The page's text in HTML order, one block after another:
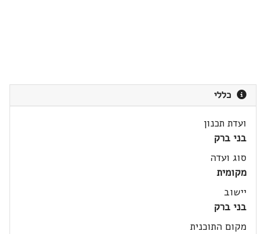
כללי
ועדת תכנון
בני ברק
סוג ועדה
מקומית
יישוב
בני ברק
מקום התוכנית